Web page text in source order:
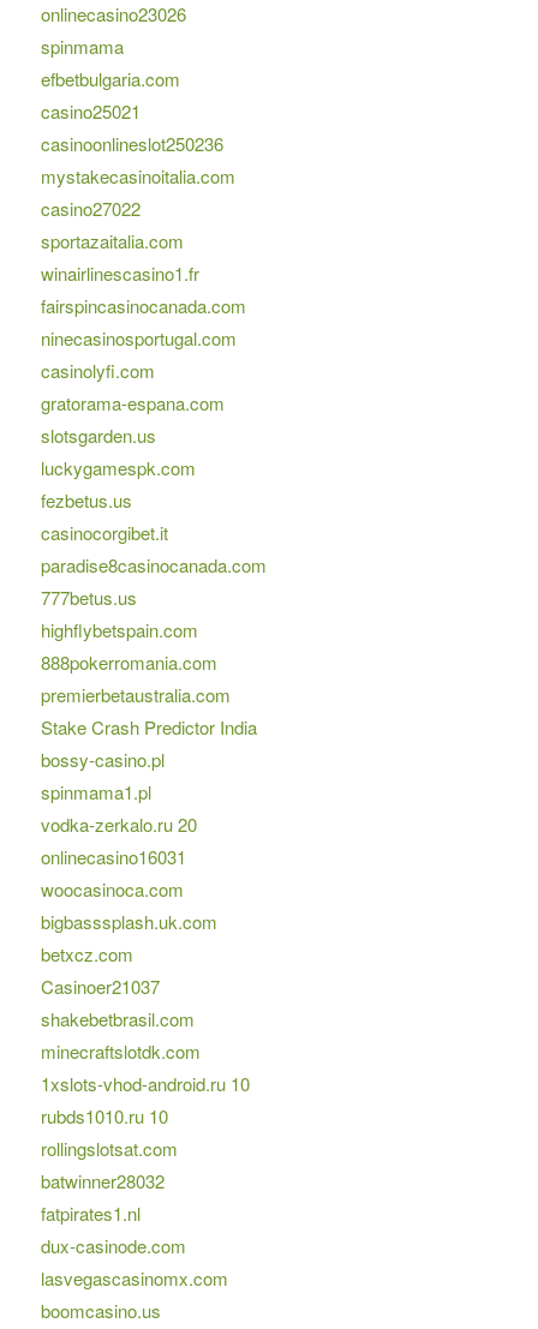
onlinecasino23026
spinmama
efbetbulgaria.com
casino25021
casinoonlineslot250236
mystakecasinoitalia.com
casino27022
sportazaitalia.com
winairlinescasino1.fr
fairspincasinocanada.com
ninecasinosportugal.com
casinolyfi.com
gratorama-espana.com
slotsgarden.us
luckygamespk.com
fezbetus.us
casinocorgibet.it
paradise8casinocanada.com
777betus.us
highflybetspain.com
888pokerromania.com
premierbetaustralia.com
Stake Crash Predictor India
bossy-casino.pl
spinmama1.pl
vodka-zerkalo.ru 20
onlinecasino16031
woocasinoca.com
bigbasssplash.uk.com
betxcz.com
Casinoer21037
shakebetbrasil.com
minecraftslotdk.com
1xslots-vhod-android.ru 10
rubds1010.ru 10
rollingslotsat.com
batwinner28032
fatpirates1.nl
dux-casinode.com
lasvegascasinomx.com
boomcasino.us